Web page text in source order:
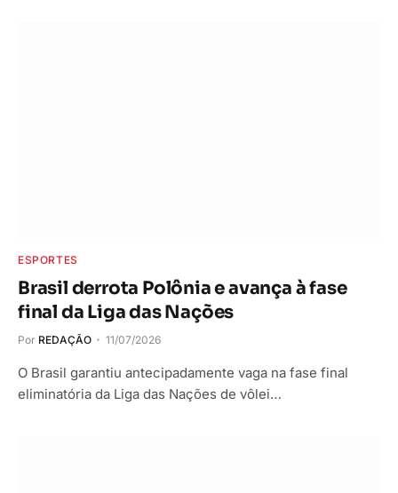
ESPORTES
Brasil derrota Polônia e avança à fase
final da Liga das Nações
Por REDAÇÃO 11/07/2026
O Brasil garantiu antecipadamente vaga na fase final
eliminatória da Liga das Nações de vôlei…